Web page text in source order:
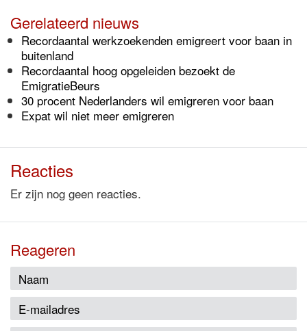
Gerelateerd nieuws
Recordaantal werkzoekenden emigreert voor baan in
buitenland
Recordaantal hoog opgeleiden bezoekt de
EmigratieBeurs
30 procent Nederlanders wil emigreren voor baan
Expat wil niet meer emigreren
Reacties
Er zijn nog geen reacties.
Reageren